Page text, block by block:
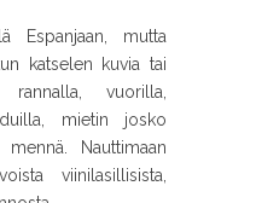
Espanjaan, mutta
katselen kuvia tai
rannalla, vuorilla,
mietin josko
Nauttimaan
viinilasillisista,